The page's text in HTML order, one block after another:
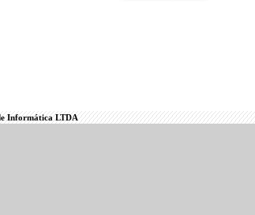
Informática LTDA